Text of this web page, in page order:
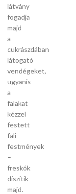
látvány
fogadja
majd
a
cukrászdában
látogató
vendégeket,
ugyanis
a
falakat
kézzel
festett
fali
festmények
–
freskók
díszítik
majd.